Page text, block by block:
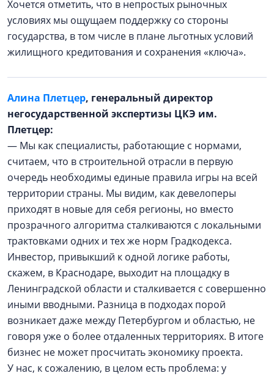
Хочется отметить, что в непростых рыночных
условиях мы ощущаем поддержку со стороны
государства, в том числе в плане льготных условий
жилищного кредитования и сохранения «ключа».
Алина Плетцер, генеральный директор
негосударственной экспертизы ЦКЭ им.
Плетцер:
— Мы как специалисты, работающие с нормами,
считаем, что в строительной отрасли в первую
очередь необходимы единые правила игры на всей
территории страны. Мы видим, как девелоперы
приходят в новые для себя регионы, но вместо
прозрачного алгоритма сталкиваются с локальными
трактовками одних и тех же норм Градкодекса.
Инвестор, привыкший к одной логике работы,
скажем, в Краснодаре, выходит на площадку в
Ленинградской области и сталкивается с совершенно
иными вводными. Разница в подходах порой
возникает даже между Петербургом и областью, не
говоря уже о более отдаленных территориях. В итоге
бизнес не может просчитать экономику проекта.
У нас, к сожалению, в целом есть проблема: у